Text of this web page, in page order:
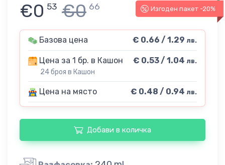
Изгоден пакет -20%
€0 53 €0 66
Базова цена € 0.66 / 1.29 лв.
Цена за 1 бр. в Кашон
24 броя в Кашон
€ 0.53 / 1.04 лв.
Цена на място € 0.48 / 0.94 лв.
Добави в количка